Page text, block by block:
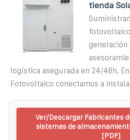
tienda
generación
logística asegurada en 24/48h.
Fotovoltaico conectamos a
Ver/Descargar Fabricantes
sistemas de
[PDF]